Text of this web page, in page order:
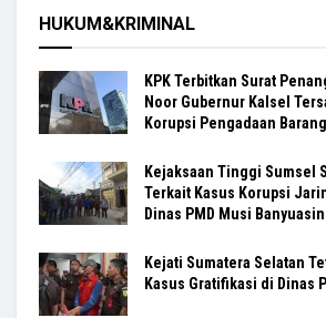
HUKUM&KRIMINAL
KPK Terbitkan Surat
Noor Gubernur Kalsel
Korupsi Pengadaan
Kejaksaan Tinggi Sumsel
Terkait Kasus Korupsi
Dinas PMD Musi Banyuasin
Kejati Sumatera Selatan
Kasus Gratifikasi di Dinas